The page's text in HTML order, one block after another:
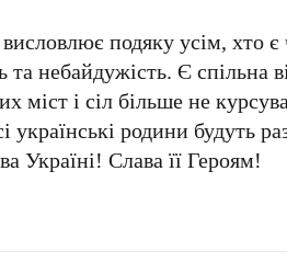
подяку усім, хто є
та небайдужість. Є спільна
міст і сіл більше не
українські родини будуть
Україні! Слава її Героям!